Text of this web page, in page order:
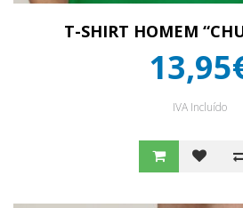
T-SHIRT HOMEM
IVA Incluído